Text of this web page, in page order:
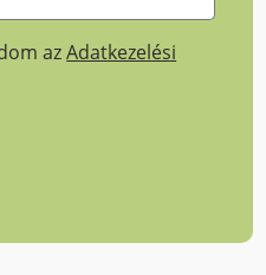
azAdatkezelési